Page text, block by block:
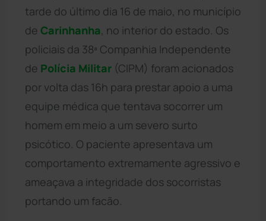
tarde do último dia 16 de maio, no município
de Carinhanha, no interior do estado. Os
policiais da 38ª Companhia Independente
de Polícia Militar (CIPM) foram acionados
por volta das 16h para prestar apoio a uma
equipe médica que tentava socorrer um
homem em meio a um severo surto
psicótico. O paciente apresentava um
comportamento extremamente agressivo e
ameaçava a integridade dos socorristas
portando um facão.